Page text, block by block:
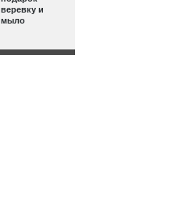
веревку и
мыло